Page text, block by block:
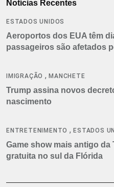
Notícias Recentes
ESTADOS UNIDOS
Aeroportos dos EUA têm
passageiros são afetados
IMIGRAÇÃO ,MANCHETE
Trump assina novos
nascimento
ENTRETENIMENTO ,ESTADOS
Game show mais antigo da
gratuita no sul da Flórida